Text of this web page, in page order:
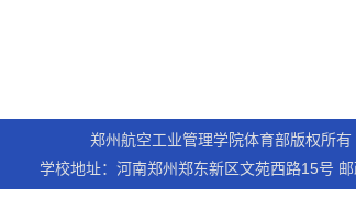
郑州航空工业管理学院体育部版权所有
学校地址：河南郑州郑东新区文苑西路15号